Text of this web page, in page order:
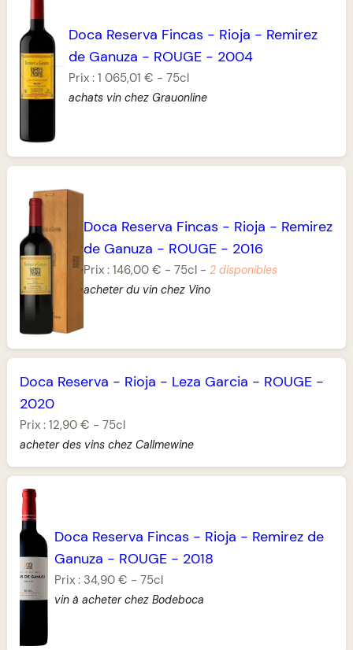
Doca Reserva Fincas - Rioja - Remirez
de Ganuza - ROUGE- 2004
Prix : 1 065,01 € - 75cl
achats vin chez Grauonline
Doca Reserva Fincas - Rioja - Remirez
de Ganuza - ROUGE- 2016
Prix : 146,00 € - 75cl- 2 disponibles
acheter du vin chez Vino
Doca Reserva - Rioja - Leza Garcia - ROUGE -
2020
Prix : 12,90 € - 75cl
acheter des vins chez Callmewine
Doca Reserva Fincas - Rioja - Remirez de
Ganuza - ROUGE- 2018
Prix : 34,90 € - 75cl
vin à acheter chez Bodeboca